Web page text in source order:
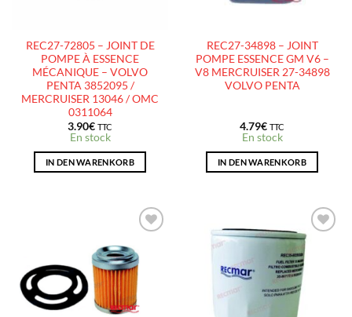
REC27-72805 – JOINT DE
POMPE À ESSENCE
MÉCANIQUE – VOLVO
PENTA 3852095 /
MERCRUISER 13046 / OMC
0311064
3.90€ TTC
En stock
IN DEN WARENKORB
REC27-34898 – JOINT
POMPE ESSENCE GM V6 –
V8 MERCRUISER 27-34898
VOLVO PENTA
4.79€ TTC
En stock
IN DEN WARENKORB
AJOUTER
À LA
LISTE
D’ENVIES
AJOUTER
À LA
LISTE
D’ENVIES